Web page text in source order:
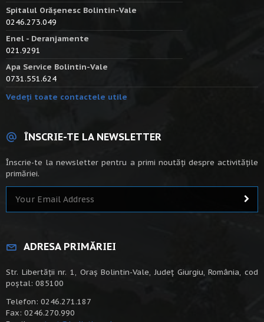
Spitalul Orășenesc Bolintin-Vale
0246.273.049
Enel - Deranjamente
021.9291
Apa Service Bolintin-Vale
0731.551.624
Vedeți toate contactele utile
ÎNSCRIE-TE LA NEWSLETTER
Înscrie-te la newsletter pentru a primi noutăți despre activitățile
primăriei.
ADRESA PRIMĂRIEI
Str. Libertății nr. 1, Oraș Bolintin-Vale, Județ Giurgiu, România, cod
poștal: 085100
Telefon: 0246.271.187
Fax: 0246.270.990